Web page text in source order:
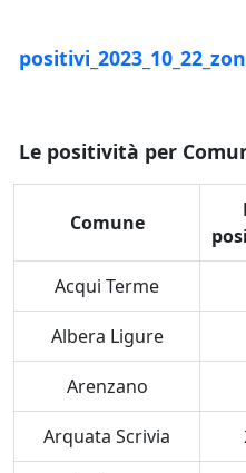
Le positività per
Comune
Acqui Terme
Albera Ligure
Arenzano
Arquata Scrivia